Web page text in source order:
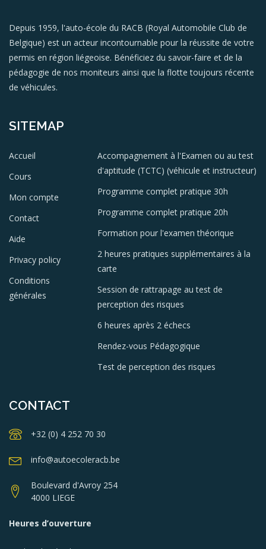
Depuis 1959, l'auto-école du RACB (Royal Automobile Club de
Belgique) est un acteur incontournable pour la réussite de votre
permis en région liégeoise. Bénéficiez du savoir-faire et de la
pédagogie de nos moniteurs ainsi que la flotte toujours récente
de véhicules.
SITEMAP
Accueil
Cours
Mon compte
Contact
Aide
Privacy policy
Conditions
générales
Accompagnement à l'Examen ou au test
d'aptitude (TCTC) (véhicule et instructeur)
Programme complet pratique 30h
Programme complet pratique 20h
Formation pour l'examen théorique
2 heures pratiques supplémentaires à la
carte
Session de rattrapage au test de
perception des risques
6 heures après 2 échecs
Rendez-vous Pédagogique
Test de perception des risques
CONTACT
+32 (0) 4 252 70 30
info@autoecoleracb.be
Boulevard d'Avroy 254
4000 LIEGE
Heures d’ouverture